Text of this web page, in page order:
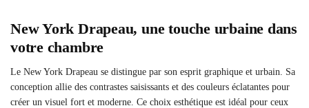
New York Drapeau, une touche urbaine dans
votre chambre
Le New York Drapeau se distingue par son esprit graphique et urbain. Sa
conception allie des contrastes saisissants et des couleurs éclatantes pour
créer un visuel fort et moderne. Ce choix esthétique est idéal pour ceux